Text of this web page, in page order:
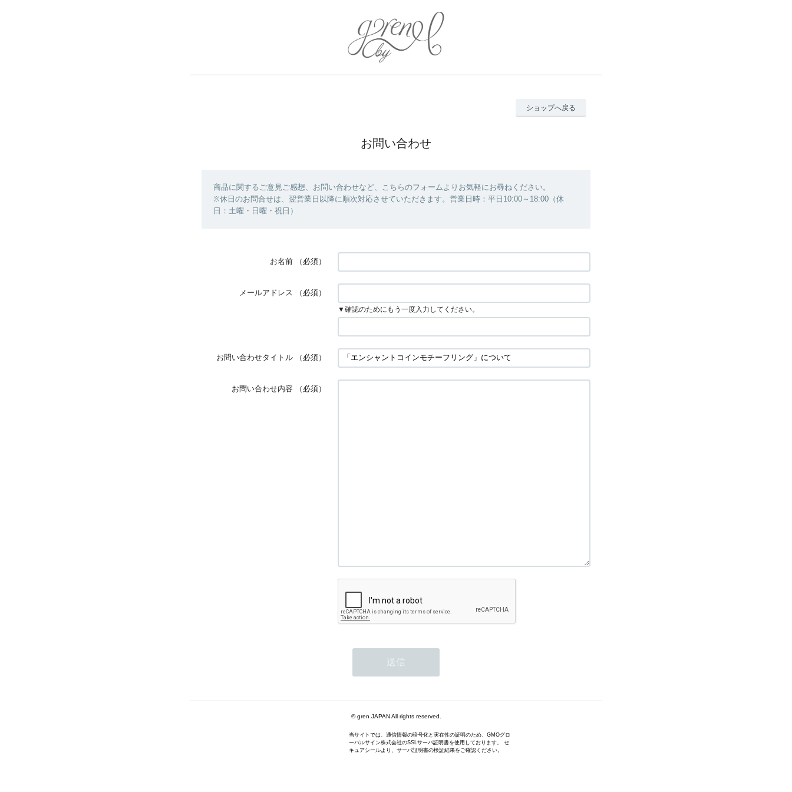
ショップへ戻る
お問い合わせ
商品に関するご意見ご感想、お問い合わせなど、こちらのフォームよりお気軽にお尋ねください。
※休日のお問合せは、翌営業日以降に順次対応させていただきます。営業日時：平日10:00～18:00（休
日：土曜・日曜・祝日）
お名前 （必須）
メールアドレス （必須）
▼確認のためにもう一度入力してください。
お問い合わせタイトル （必須）
お問い合わせ内容 （必須）
© gren JAPAN All rights reserved.
当サイトでは、通信情報の暗号化と実在性の証明のため、GMOグロ
ーバルサイン株式会社のSSLサーバ証明書を使用しております。 セ
キュアシールより、サーバ証明書の検証結果をご確認ください。